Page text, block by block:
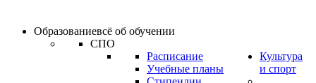
Образованиевсё об обучении
СПО
Расписание
Учебные планы
Культура
и спорт